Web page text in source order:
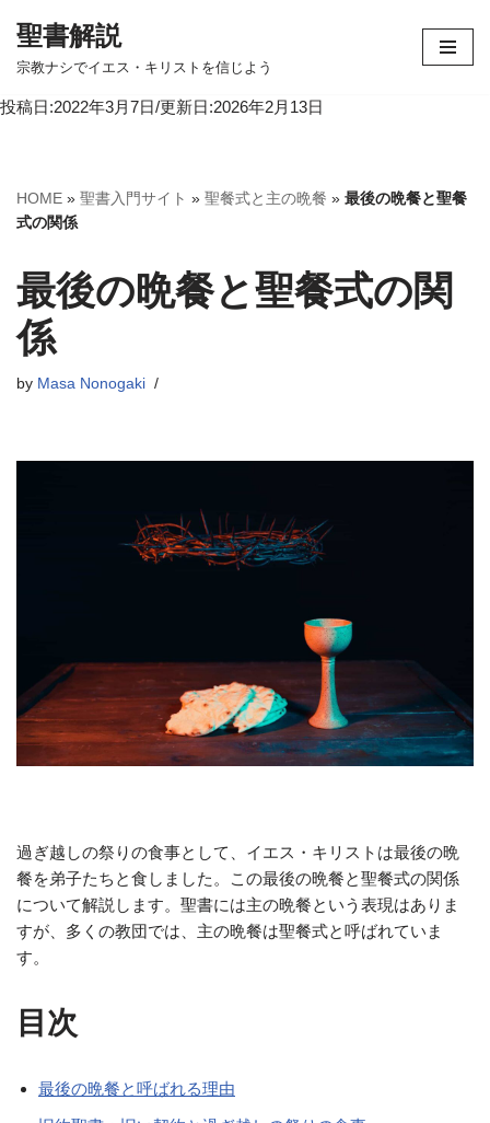
コ
テ
へ
ス
ッ
プ
聖書解説
宗教ナシでイエス・キリストを信じよう
投稿日:2022年3月7日/更新日:2026年2月13日
HOME » 聖書入門サイト » 聖餐式と主の晩餐 » 最後の晩餐と聖餐
式の関係
最後の晩餐と聖餐式の関
係
by Masa Nonogaki
過ぎ越しの祭りの食事として、イエス・キリストは最後の晩
餐を弟子たちと食しました。この最後の晩餐と聖餐式の関係
について解説します。聖書には主の晩餐という表現はありま
すが、多くの教団では、主の晩餐は聖餐式と呼ばれていま
す。
目次
最後の晩餐と呼ばれる理由